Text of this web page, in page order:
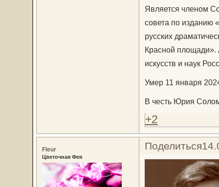
Является членом
совета по изданию
русских
Красной площади».
искусств и наук
Умер 11 января
В честь Юрия
+2
Поделиться
Fleur
Цветочная Фея